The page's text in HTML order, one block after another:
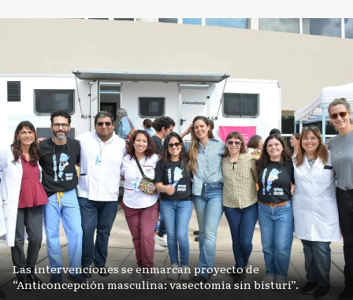
Las intervenciones se enmarcan proyecto de
“Anticoncepción masculina: vasectomía sin bisturí”.